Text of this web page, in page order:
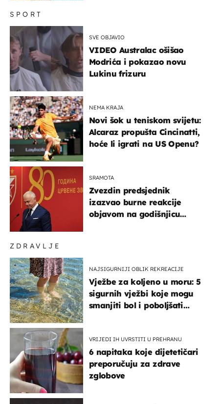
ZDRAVLJE
NAJSIGURNIJI OBLIK REKREACIJE
Vježbe za koljeno u moru: 5
sigurnih vježbi koje mogu
smanjiti bol i poboljšati
VRIJEDI IH UVRSTITI U PREHRANU
6 napitaka koje dijetetičari
preporučuju za zdrave
zglobove
SPORT
SVE OBJAVIO
VIDEO Australac ošišao
Modrića i pokazao novu
Lukinu frizuru
NEMA KRAJA
Novi šok u teniskom svijetu:
Alcaraz propušta Cincinatti,
hoće li igrati na US Openu?
SRAMOTA
Zvezdin predsjednik
izazvao burne reakcije
objavom na godišnjicu